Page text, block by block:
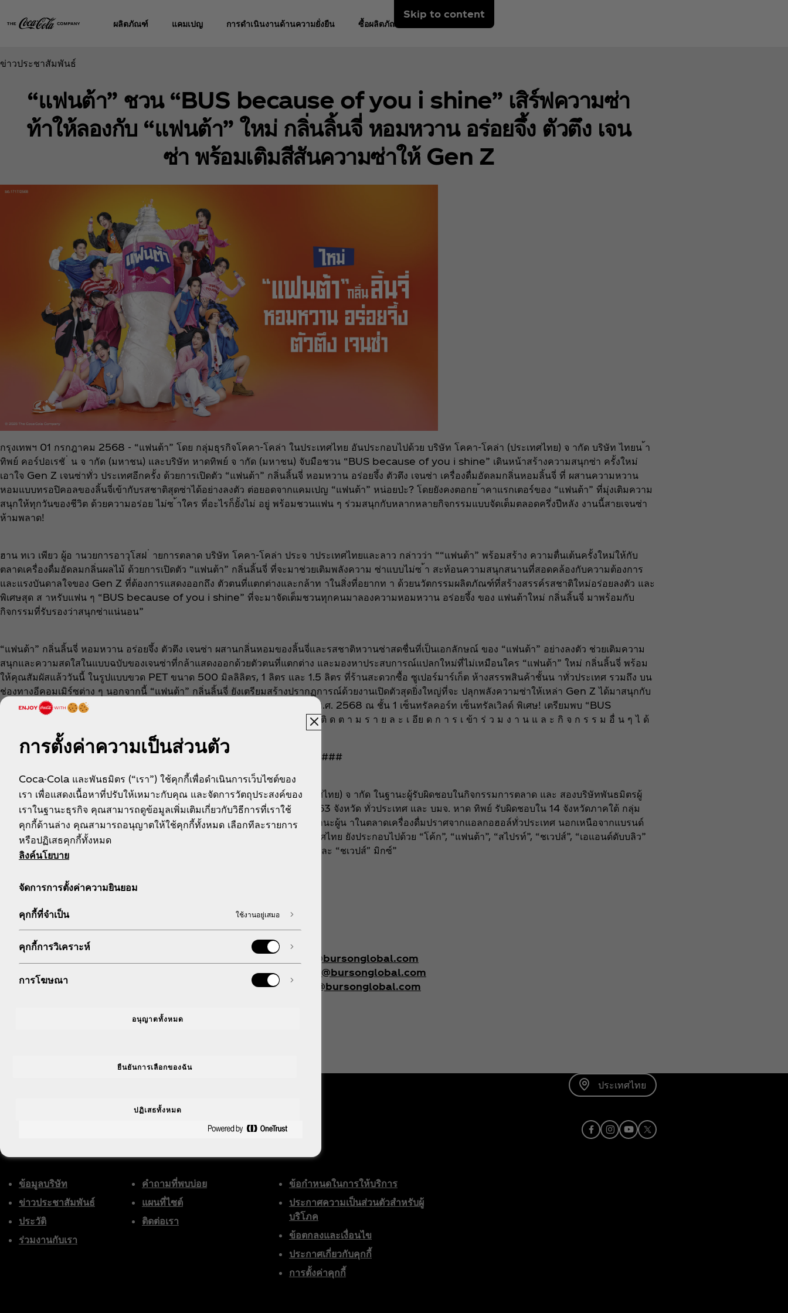
Skip to content
ผลิตภัณฑ์ แคมเปญ การดำเนินงานด้านความยั่งยืน ซื้อผลิตภัณฑ์
ข่าวประชาสัมพันธ์
“แฟนต้า” ชวน “BUS because of you i shine” เสิร์ฟความซ่า
ท้าให้ลองกับ “แฟนต้า” ใหม่ กลิ่นลิ้นจี่ หอมหวาน อร่อยจึ้ง ตัวตึง เจน
ซ่า พร้อมเติมสีสันความซ่าให้ Gen Z
กรุงเทพฯ 01 กรกฎาคม 2568 - “แฟนต้า” โดย กลุ่มธุรกิจโคคา-โคล่า ในประเทศไทย อันประกอบไปด้วย บริษัท โคคา-โคล่า (ประเทศไทย) จ ากัด บริษัท ไทยน ้า
ทิพย์ คอร์ปอเรชั ่ น จ ากัด (มหาชน) และบริษัท หาดทิพย์ จ ากัด (มหาชน) จับมือชวน “BUS because of you i shine” เดินหน้าสร้างความสนุกซ่า ครั้งใหม่
เอาใจ Gen Z เจนซ่าทั่ว ประเทศอีกครั้ง ด้วยการเปิดตัว “แฟนต้า” กลิ่นลิ้นจี่ หอมหวาน อร่อยจึ้ง ตัวตึง เจนซ่า เครื่องดื่มอัดลมกลิ่นหอมลิ้นจี่ ที่ ผสานความหวาน
หอมแบบทรอปิคอลของลิ้นจี่เข้ากับรสชาติสุดซ่าได้อย่างลงตัว ต่อยอดจากแคมเปญ “แฟนต้า” หน่อยป่ะ? โดยยังคงตอกย ้าคาแรกเตอร์ของ “แฟนต้า” ที่มุ่งเติมความ
สนุกให้ทุกวันของชีวิต ด้วยความอร่อย ไม่ซ ้าใคร ที่อะไรก็ยั้งไม่ อยู่ พร้อมชวนแฟน ๆ ร่วมสนุกกับหลากหลายกิจกรรมแบบจัดเต็มตลอดครึ่งปีหลัง งานนี้สายเจนซ่า
ห้ามพลาด!
ฮาน ทเว เพียว ผู้อ านวยการอาวุโสฝ ่ ายการตลาด บริษัท โคคา-โคล่า ประจ าประเทศไทยและลาว กล่าวว่า ““แฟนต้า” พร้อมสร้าง ความตื่นเต้นครั้งใหม่ให้กับ
ตลาดเครื่องดื่มอัดลมกลิ่นผลไม้ ด้วยการเปิดตัว “แฟนต้า” กลิ่นลิ้นจี่ ที่จะมาช่วยเติมพลังความ ซ่าแบบไม่ซ ้า สะท้อนความสนุกสนานที่สอดคล้องกับความต้องการ
และแรงบันดาลใจของ Gen Z ที่ต้องการแสดงออกถึง ตัวตนที่แตกต่างและกล้าท าในสิ่งที่อยากท า ด้วยนวัตกรรมผลิตภัณฑ์ที่สร้างสรรค์รสชาติใหม่อร่อยลงตัว และ
พิเศษสุด ส าหรับแฟน ๆ “BUS because of you i shine” ที่จะมาจัดเต็มชวนทุกคนมาลองความหอมหวาน อร่อยจึ้ง ของ แฟนต้าใหม่ กลิ่นลิ้นจี่ มาพร้อมกับ
กิจกรรมที่รับรองว่าสนุกซ่าแน่นอน”
“แฟนต้า” กลิ่นลิ้นจี่ หอมหวาน อร่อยจึ้ง ตัวตึง เจนซ่า ผสานกลิ่นหอมของลิ้นจี่และรสชาติหวานซ่าสดชื่นที่เป็นเอกลักษณ์ ของ “แฟนต้า” อย่างลงตัว ช่วยเติมความ
สนุกและความสดใสในแบบฉบับของเจนซ่าที่กล้าแสดงออกด้วยตัวตนที่แตกต่าง และมองหาประสบการณ์แปลกใหม่ที่ไม่เหมือนใคร “แฟนต้า” ใหม่ กลิ่นลิ้นจี่ พร้อม
ให้คุณสัมผัสแล้ววันนี้ ในรูปแบบขวด PET ขนาด 500 มิลลิลิตร, 1 ลิตร และ 1.5 ลิตร ที่ร้านสะดวกซื้อ ซูเปอร์มาร์เก็ต ห้างสรรพสินค้าชั้นน าทั่วประเทศ รวมถึง บน
ช่องทางอีคอมเมิร์ซต่าง ๆ นอกจากนี้ “แฟนต้า” กลิ่นลิ้นจี่ ยังเตรียมสร้างปรากฏการณ์ด้วยงานเปิดตัวสุดยิ่งใหญ่ที่จะ ปลุกพลังความซ่าให้เหล่า Gen Z ได้มาสนุกกับ
อะไรที่ใจอยากท า จัดเต็มกิจกรรม และสีสันความสนุกเพียบ วันที่ 26 สิงหาคม พ.ศ. 2568 ณ ชั้น 1 เซ็นทรัลคอร์ท เซ็นทรัลเวิลด์ พิเศษ! เตรียมพบ “BUS
because of you i shine” พร้อม กิ จ ก ร ร ม ที่ช า ว บีอัส พ ล า ด ไ ม่ ไ ด้ ติ ด ต า ม ร า ย ล ะ เ อีย ด ก า ร เ ข้า ร่ ว ม ง า น แ ล ะ กิ จ ก ร ร ม อื่ น ๆ ไ ด้
www.facebook.com/FantaThailand
####
กลุ่มธุรกิจโคคา-โคล่า ในประเทศไทย ประกอบด้วย บริษัท โคคา-โคล่า (ประเทศไทย) จ ากัด ในฐานะผู้รับผิดชอบในกิจกรรมการตลาด และ สองบริษัทพันธมิตรผู้
ผลิตและจ าหน่าย บริษัท ไทยน ้าทิพย์ คอร์ปอเรชั่น จ ากัด (มหาชน) รับผิดชอบ 63 จังหวัด ทั่วประเทศ และ บมจ. หาด ทิพย์ รับผิดชอบใน 14 จังหวัดภาคใต้ กลุ่ม
ธุรกิจโคคา-โคล่า ในประเทศไทยด าเนินงานเคียงคู่สังคมไทยมากว่า 75 ปี ในฐานะผู้น าในตลาดเครื่องดื่มปราศจากแอลกอฮอล์ทั่วประเทศ นอกเหนือจากแบรนด์
โคคา-โคล่า แล้วผลิตภัณฑ์ในพอร์ตโฟลิโอของกลุ่มธุรกิจโคคา-โคล่า ในประเทศไทย ยังประกอบไปด้วย “โค้ก”, “แฟนต้า”, “สไปรท์”, “ชเวปส์”, “เอแอนด์ดับบลิว”
รูทเบียร์ รวมถึงน ้าส้ม “มินิทเมด สแปลช”, “มินิทเมด พัลพิ”, “น ้าดื่มน ้าทิพย์”, และ “ชเวปส์" มิกซ์”
สอบถามข้อมูลเพิ่มเติมส าหรับสื่อมวลชน กรุณาติดต่อ
ชนกภัทร ยศวัฒนานนท์ โทร. 061-403-6656
Burson
wbheungnoi@bursonglobal.com
จันทรัตน์ สิงห์โตงาม (ดาว) โทร. 062-694-2966 อีเมล
JSingtongam@bursonglobal.com
กัญญ์วรา สังข์ทอง (เน็ท) โทร. 063-916-5365 อีเมลksungthong@bursonglobal.com
ประเทศไทย
เกี่ยวกับเรา
ข้อมูลบริษัท
ข่าวประชาสัมพันธ์
ประวัติ
ร่วมงานกับเรา
คำถามที่พบบ่อย
แผนที่ไซต์
ติดต่อเรา
ข้อกำหนดในการให้บริการ
ประกาศความเป็นส่วนตัวสำหรับผู้
บริโภค
ข้อตกลงและเงื่อนไข
ประกาศเกี่ยวกับคุกกี้
การตั้งค่าคุกกี้
Facebook
Instagram
Youtube
X
การตั้งค่าความเป็นส่วนตัว
Coca-Cola และพันธมิตร (“เรา”) ใช้คุกกี้เพื่อดำเนินการเว็บไซต์ของ
เรา เพื่อแสดงเนื้อหาที่ปรับให้เหมาะกับคุณ และจัดการวัตถุประสงค์ของ
เราในฐานะธุรกิจ คุณสามารถดูข้อมูลเพิ่มเติมเกี่ยวกับวิธีการที่เราใช้
คุกกี้ด้านล่าง คุณสามารถอนุญาตให้ใช้คุกกี้ทั้งหมด เลือกทีละรายการ
หรือปฏิเสธคุกกี้ทั้งหมด
ลิงค์นโยบาย
จัดการการตั้งค่าความยินยอม
คุกกี้ที่จำเป็น ใช้งานอยู่เสมอ
คุกกี้การวิเคราะห์
การโฆษณา
อนุญาตทั้งหมด
ปฏิเสธทั้งหมด
ยืนยันการเลือกของฉัน